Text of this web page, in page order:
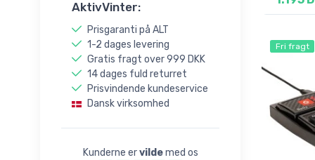
AktivVinter:
Prisgaranti på ALT
1-2 dages levering
Gratis fragt over 999 DKK
14 dages fuld returret
Prisvindende kundeservice
Dansk virksomhed
Kunderne ervildemed os
Fri fragt